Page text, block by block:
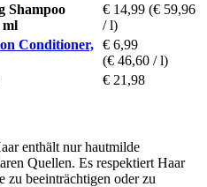
Shampoo
ml
€ 14,99 (€ 59,96
/ l)
Conditioner, € 6,99
(€ 46,60 / l)
€ 21,98
enthält nur hautmilde
Quellen. Es respektiert Haar
beeinträchtigen oder zu